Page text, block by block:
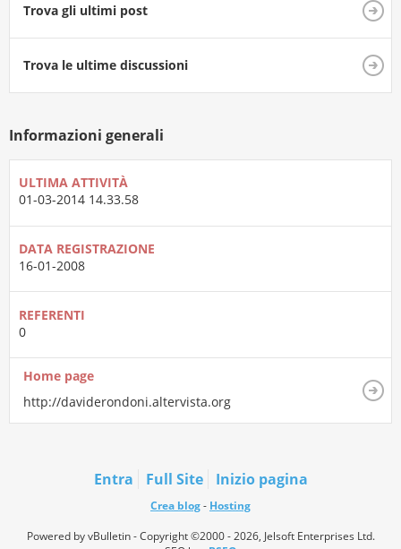
Trova gli ultimi post
Trova le ultime discussioni
Informazioni generali
ULTIMA ATTIVITÀ
01-03-2014 14.33.58
DATA REGISTRAZIONE
16-01-2008
REFERENTI
0
Home page
http://daviderondoni.altervista.org
Entra Full Site Inizio pagina
Crea blog- Hosting
Powered by vBulletin - Copyright ©2000 - 2026, Jelsoft Enterprises Ltd.